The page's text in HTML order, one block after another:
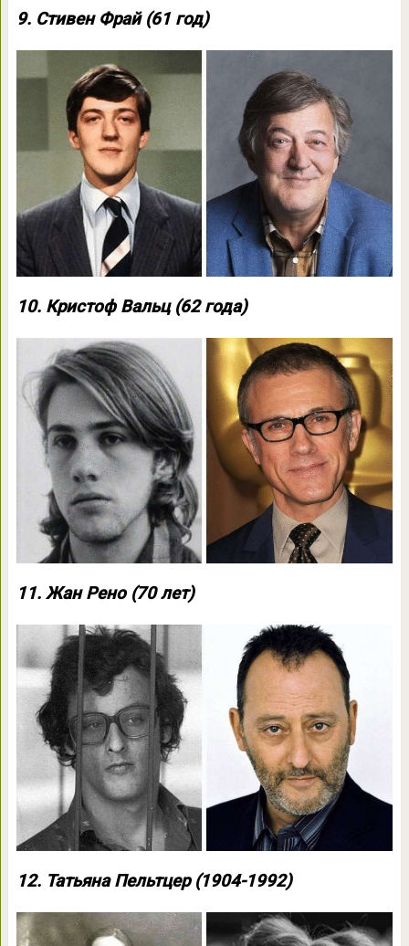
9. Стивен Фрай (61 год)
10. Кристоф Вальц (62 года)
11. Жан Рено (70 лет)
12. Татьяна Пельтцер (1904-1992)